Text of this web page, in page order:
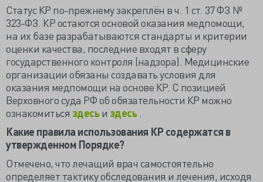
Статус КР по-прежнему закреплён в ч. 1 ст. 37 ФЗ №
323-ФЗ. КР остаются основой оказания медпомощи,
на их базе разрабатываются стандарты и критерии
оценки качества, последние входят в сферу
государственного контроля (надзора). Медицинские
организации обязаны создавать условия для
оказания медпомощи на основе КР. С позицией
Верховного суда РФ об обязательности КР можно
ознакомиться здесьи здесь
Какие правила использования КР содержатся в
утвержденном Порядке?
Отмечено, что лечащий врач самостоятельно
определяет тактику обследования и лечения, исходя